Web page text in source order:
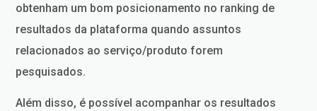
obtenham um bom posicionamento no ranking de
resultados da plataforma quando assuntos
relacionados ao serviço/produto forem
pesquisados.
Além disso, é possível acompanhar os resultados